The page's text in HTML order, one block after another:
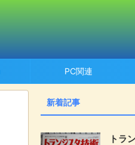
PC関連
新着記事
トラ